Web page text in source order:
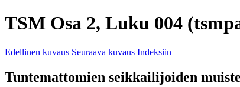
TSM Osa 2, Luku 004
Edellinen kuvaus Seuraava kuvaus Indeksiin
Tuntemattomien seikkailijoiden